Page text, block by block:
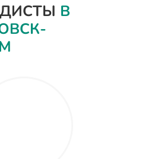
В